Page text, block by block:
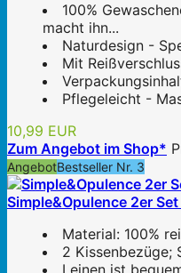
100%
macht ihn...
Naturdesign -
Mit
Pflegeleicht -
10,99 EUR
Zum Angebot im Shop*
AngebotBestseller Nr. 3
Simple&Opulence 2er
Material: 100%
2 Kissenbezüge;